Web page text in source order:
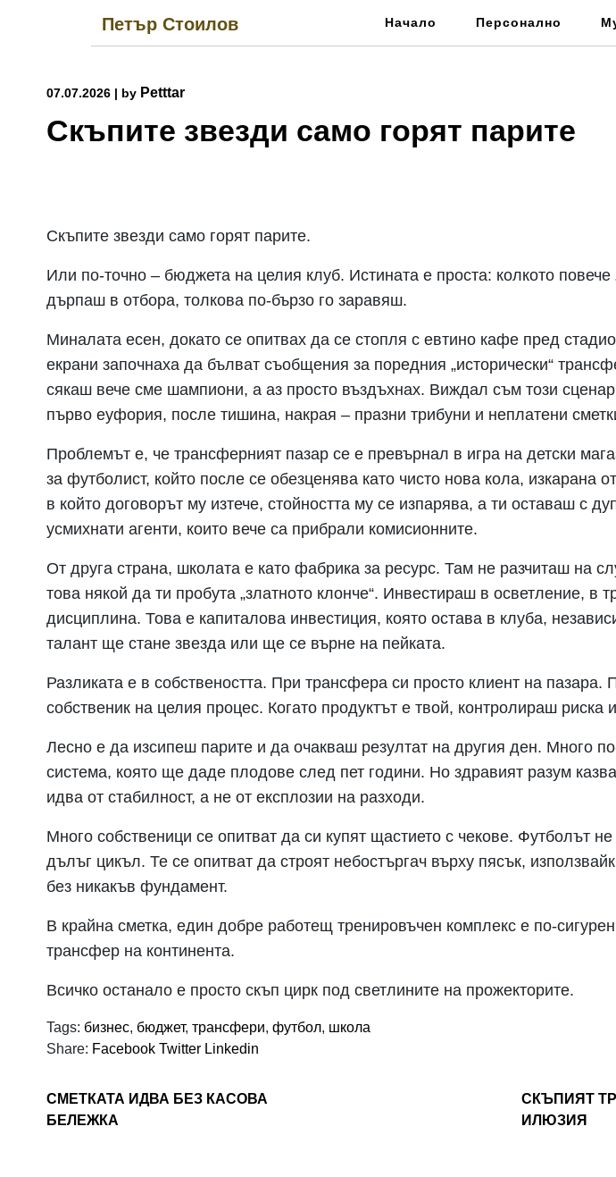
Петър Стоилов Начало Персонално
07.07.2026 | by Petttar
Скъпите звезди само горят парите
Скъпите звезди само горят парите.
Или по-точно – бюджета на целия клуб. Истината е проста: колкото повече
дърпаш в отбора, толкова по-бързо го заравяш.
Миналата есен, докато се опитвах да се стопля с евтино кафе пред
екрани започнаха да бълват съобщения за поредния „исторически“
сякаш вече сме шампиони, а аз просто въздъхнах. Виждал съм този
първо еуфория, после тишина, накрая – празни трибуни и неплатени
Проблемът е, че трансферният пазар се е превърнал в игра на детски
за футболист, който после се обезценява като чисто нова кола, изкарана
в който договорът му изтече, стойността му се изпарява, а ти оставаш с
усмихнати агенти, които вече са прибрали комисионните.
От друга страна, школата е като фабрика за ресурс. Там не разчиташ на
това някой да ти пробута „златното клонче“. Инвестираш в осветление, в
дисциплина. Това е капиталова инвестиция, която остава в клуба,
талант ще стане звезда или ще се върне на пейката.
Разликата е в собствеността. При трансфера си просто клиент на пазара.
собственик на целия процес. Когато продуктът е твой, контролираш риска
Лесно е да изсипеш парите и да очакваш резултат на другия ден. Много
система, която ще даде плодове след пет години. Но здравият разум
идва от стабилност, а не от експлозии на разходи.
Много собственици се опитват да си купят щастието с чекове. Футболът
дълъг цикъл. Те се опитват да строят небостъргач върху пясък,
без никакъв фундамент.
В крайна сметка, един добре работещ тренировъчен комплекс е по-
трансфер на континента.
Всичко останало е просто скъп цирк под светлините на прожекторите.
Tags: бизнес, бюджет, трансфери, футбол, школа
Share: Facebook Twitter Linkedin
СМЕТКАТА ИДВА БЕЗ КАСОВА
БЕЛЕЖКА
СКЪПИЯТ
ИЛЮЗИЯ